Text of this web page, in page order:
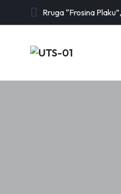
Rruga “Frosina